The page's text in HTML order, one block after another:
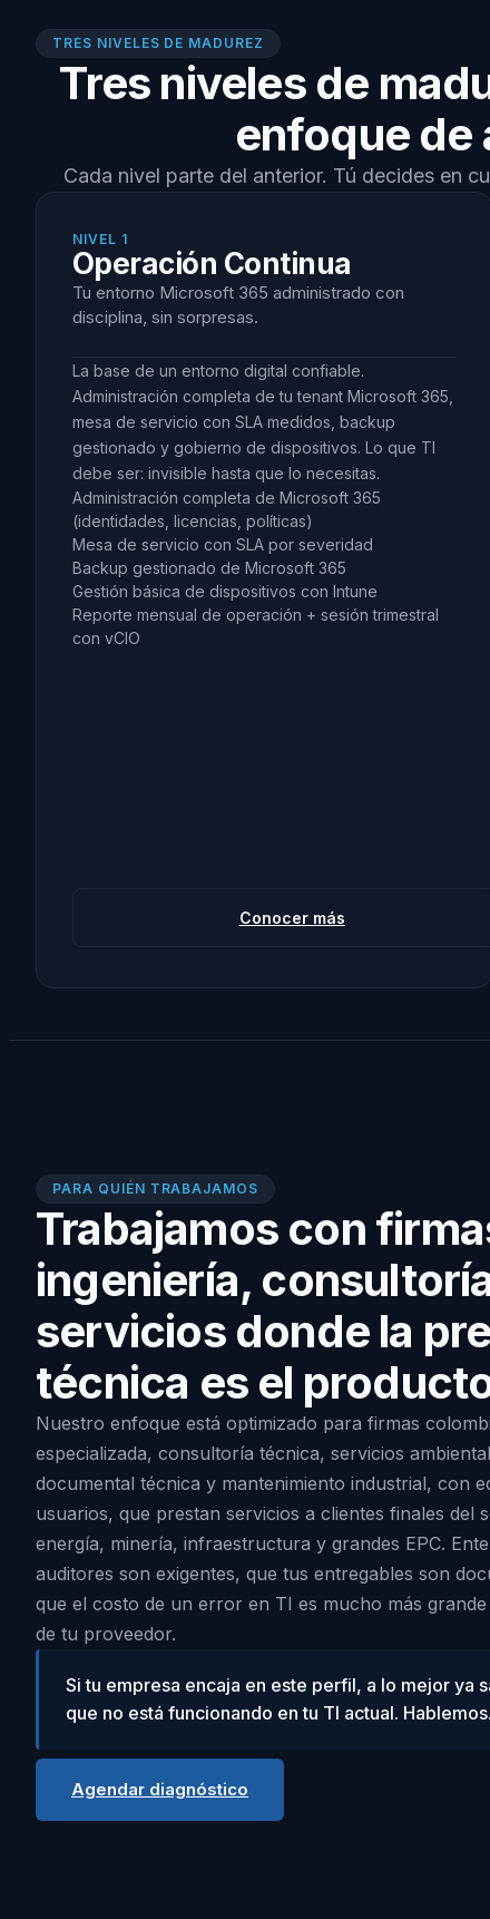
TRES NIVELES DE MADUREZ
Tres niveles de
enfoque de
Cada nivel parte del anterior. Tú decides en
NIVEL 1
Operación Continua
Tu entorno Microsoft 365 administrado con
disciplina, sin sorpresas.
La base de un entorno digital confiable.
Administración completa de tu tenant Microsoft 365,
mesa de servicio con SLA medidos, backup
gestionado y gobierno de dispositivos. Lo que TI
debe ser: invisible hasta que lo necesitas.
Administración completa de Microsoft 365
(identidades, licencias, políticas)
Mesa de servicio con SLA por severidad
Backup gestionado de Microsoft 365
Gestión básica de dispositivos con Intune
Reporte mensual de operación + sesión trimestral
con vCIO
Conocer más
PARA QUIÉN TRABAJAMOS
Trabajamos con
ingeniería,
servicios donde la
técnica es el
Nuestro enfoque está optimizado para firmas
especializada, consultoría técnica, servicios
documental técnica y mantenimiento industrial, con
usuarios, que prestan servicios a clientes finales del
energía, minería, infraestructura y grandes EPC.
auditores son exigentes, que tus entregables son
que el costo de un error en TI es mucho más
de tu proveedor.
Si tu empresa encaja en este perfil, a lo mejor ya
que no está funcionando en tu TI actual. Hablemos.
Agendar diagnóstico